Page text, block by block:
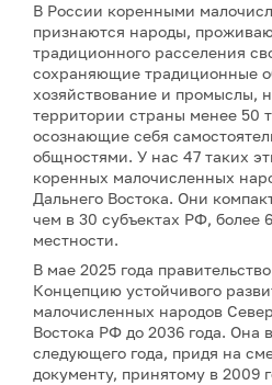
В России коренными
признаются народы,
традиционного расселения
сохраняющие традиционные
хозяйствование и промыслы,
территории страны менее 50
осознающие себя
общностями. У нас 47 таких
коренных малочисленных
Дальнего Востока. Они
чем в 30 субъектах РФ, более
местности.
В мае 2025 года
Концепцию устойчивого
малочисленных народов
Востока РФ до 2036 года. Она
следующего года, придя на
документу, принятому в 2009